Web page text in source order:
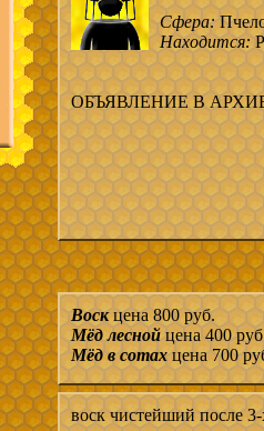
Сфера:
Находится:
ОБЪЯВЛЕНИЕ В
Воскцена 800 руб.
Мёд леснойцена 400
Мёд в сотахцена 700
воск чистейший после